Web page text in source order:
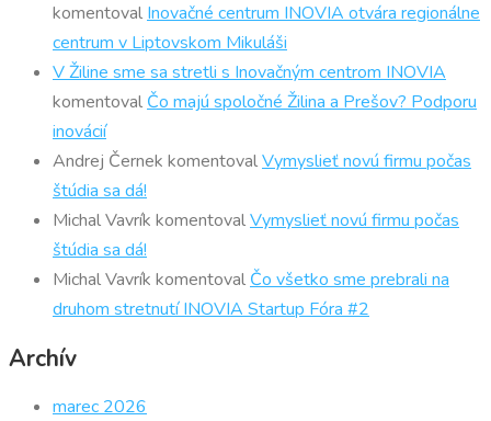
komentoval Inovačné centrum INOVIA otvára regionálne
centrum v Liptovskom Mikuláši
V Žiline sme sa stretli s Inovačným centrom INOVIA
komentoval Čo majú spoločné Žilina a Prešov? Podporu
inovácií
Andrej Černek komentovalVymyslieť novú firmu počas
štúdia sa dá!
Michal Vavrík komentovalVymyslieť novú firmu počas
štúdia sa dá!
Michal Vavrík komentoval Čo všetko sme prebrali na
druhom stretnutí INOVIA Startup Fóra #2
Archív
marec 2026